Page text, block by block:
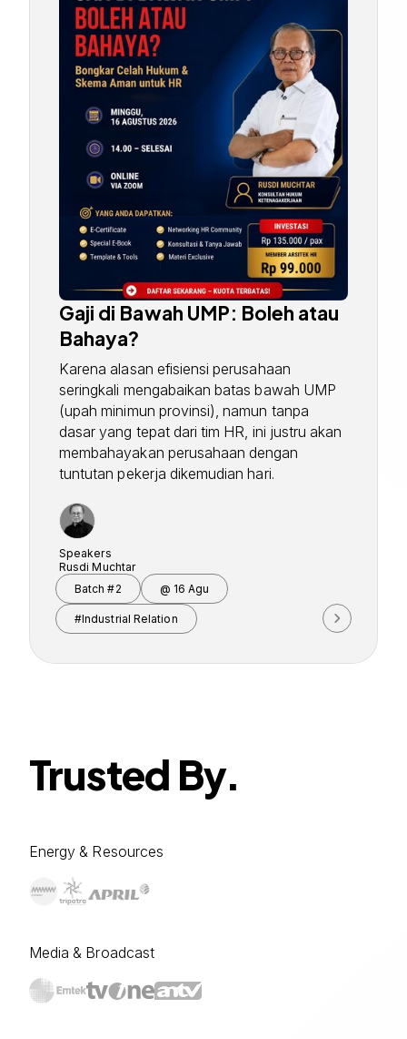
Gaji di Bawah UMP: Boleh atau
Bahaya?
Karena alasan efisiensi perusahaan
seringkali mengabaikan batas bawah UMP
(upah minimun provinsi), namun tanpa
dasar yang tepat dari tim HR, ini justru akan
membahayakan perusahaan dengan
tuntutan pekerja dikemudian hari.
Speakers
Rusdi Muchtar
Batch #2
@ 16 Agu
#Industrial Relation
Trusted By.
Energy & Resources
Media & Broadcast